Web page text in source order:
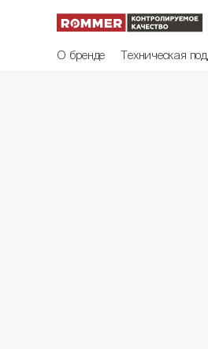
О бренде
Техническая